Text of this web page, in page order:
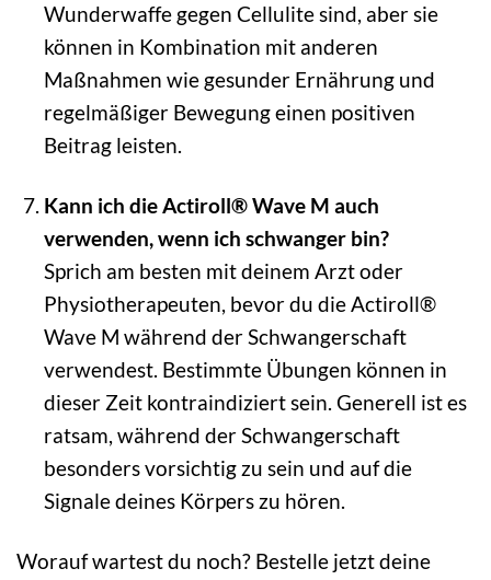
Wunderwaffe gegen Cellulite sind, aber sie
können in Kombination mit anderen
Maßnahmen wie gesunder Ernährung und
regelmäßiger Bewegung einen positiven
Beitrag leisten.
Kann ich die Actiroll® Wave M auch
verwenden, wenn ich schwanger bin?
Sprich am besten mit deinem Arzt oder
Physiotherapeuten, bevor du die Actiroll®
Wave M während der Schwangerschaft
verwendest. Bestimmte Übungen können in
dieser Zeit kontraindiziert sein. Generell ist es
ratsam, während der Schwangerschaft
besonders vorsichtig zu sein und auf die
Signale deines Körpers zu hören.
Worauf wartest du noch? Bestelle jetzt deine